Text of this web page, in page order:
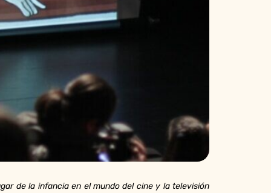
de la infancia en el mundo del cine y la televisión